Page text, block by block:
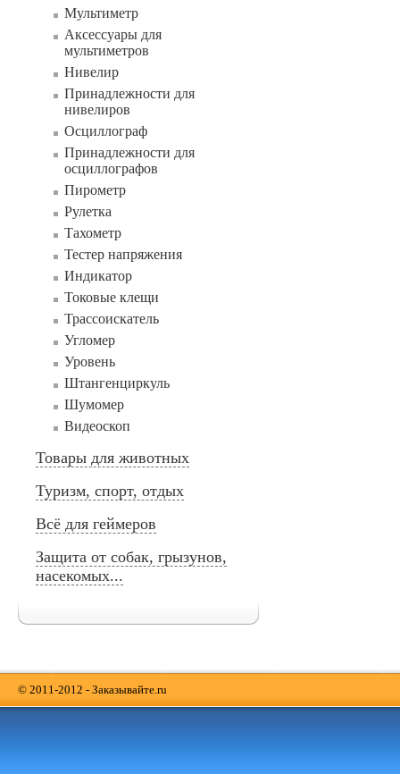
Мультиметр
Аксессуары для
мультиметров
Нивелир
Принадлежности для
нивелиров
Осциллограф
Принадлежности для
осциллографов
Пирометр
Рулетка
Тахометр
Тестер напряжения
Индикатор
Токовые клещи
Трассоискатель
Угломер
Уровень
Штангенциркуль
Шумомер
Видеоскоп
Товары для животных
Туризм, спорт, отдых
Всё для геймеров
Защита от собак, грызунов,
насекомых...
© 2011-2012 - Заказывайте.ru